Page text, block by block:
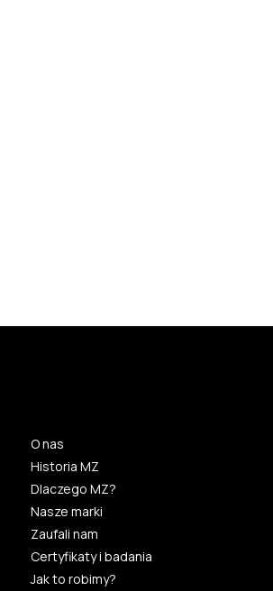
O nas
Historia MZ
Dlaczego MZ?
Nasze marki
Zaufali nam
Certyfikaty i badania
Jak to robimy?